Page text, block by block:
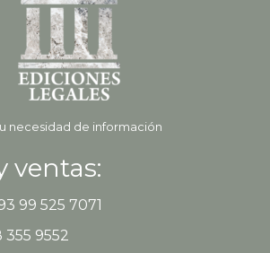
necesidad de información
ventas:
99 525 7071
355 9552